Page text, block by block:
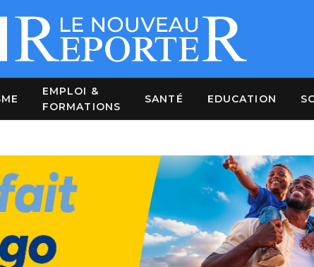
EMPLOI &
FORMATIONS
SANTÉ EDUCATION